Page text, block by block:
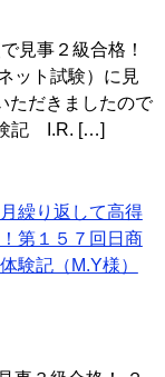
見事２級合格！
ット試験）に見
ただきましたので
験記 I.R. […]
繰り返して高得
第１５７回日商
験記（M.Y様）